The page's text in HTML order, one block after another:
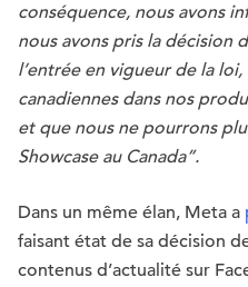
conséquence, nous avons
nous avons pris la décision
l’entrée en vigueur de la
canadiennes dans nos
et que nous ne pourrons
Showcase au Canada”.
Dans un même élan, Meta a
faisant état de sa décision
contenus d’actualité sur